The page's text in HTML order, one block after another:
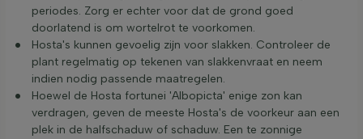
periodes. Zorg er echter voor dat de grond goed
doorlatend is om wortelrot te voorkomen.
Hosta's kunnen gevoelig zijn voor slakken. Controleer de
plant regelmatig op tekenen van slakkenvraat en neem
indien nodig passende maatregelen.
Hoewel de Hosta fortunei 'Albopicta' enige zon kan
verdragen, geven de meeste Hosta's de voorkeur aan een
plek in de halfschaduw of schaduw. Een te zonnige